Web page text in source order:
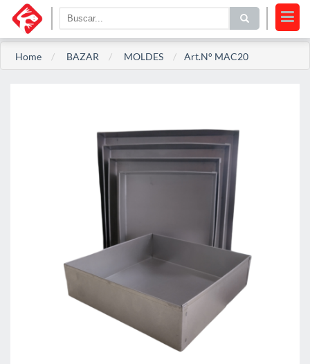
Home BAZAR MOLDES Art.N° MAC20